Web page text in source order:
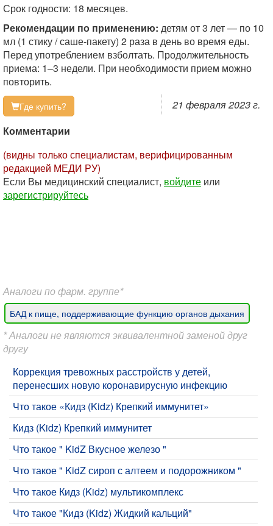
Срок годности: 18 месяцев.
Рекомендации по применению: детям от 3 лет — по 10
мл (1 стику / саше-пакету) 2 раза в день во время еды.
Перед употреблением взболтать. Продолжительность
приема: 1–3 недели. При необходимости прием можно
повторить.
Где купить?
21 февраля 2023 г.
Комментарии
(видны только специалистам, верифицированным
редакцией МЕДИ РУ)
Если Вы медицинский специалист, войдите или
зарегистрируйтесь
Аналоги по фарм. группе*
БАД к пище, поддерживающие функцию органов дыхания
* Аналоги не являются эквивалентной заменой друг
другу
​Коррекция тревожных расстройств у детей,
перенесших новую коронавирусную инфекцию
Что такое «Кидз (Kidz) Крепкий иммунитет»
Кидз (Kidz) Крепкий иммунитет
​Что такое " KidZ Вкусное железо "
​Что такое " KidZ сироп с алтеем и подорожником "
Что такое Кидз (Kidz) мультикомплекс
​Что такое "Кидз (Kidz) Жидкий кальций"